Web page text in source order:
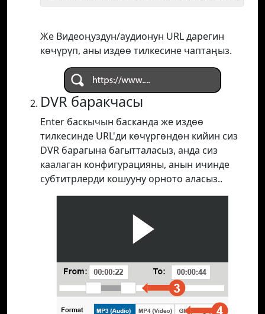
Же Видеоңуздун/аудионун URL дарегин
көчүрүп, аны издөө тилкесине чаптаңыз.
DVR баракчасы
Enter баскычын басканда же издөө
тилкесинде URL'ди көчүргөндөн кийин сиз
DVR барагына багытталасыз, анда сиз
каалаган конфигурацияны, анын ичинде
субтитрлерди кошууну орното аласыз..